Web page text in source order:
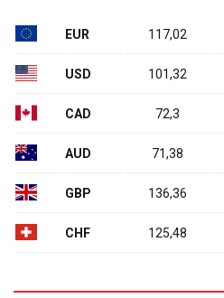
EUR 117,02
USD 101,32
CAD 72,3
AUD 71,38
GBP 136,36
CHF 125,48